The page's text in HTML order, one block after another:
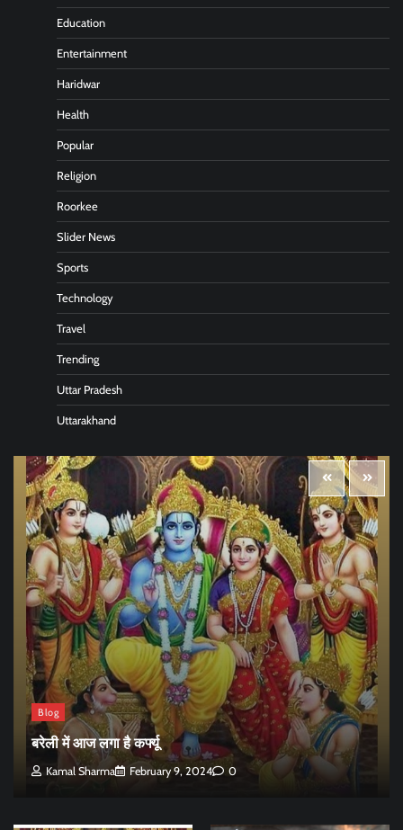
Education
Entertainment
Haridwar
Health
Popular
Religion
Roorkee
Slider News
Sports
Technology
Travel
Trending
Uttar Pradesh
Uttarakhand
Blog
बरेली में आज लगा है कर्फ्यू
Kamal Sharma February 9, 2024 0